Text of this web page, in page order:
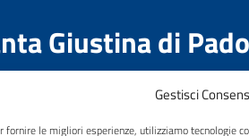
Gestisci
fornire le migliori esperienze, utilizziamo tecnologie
Giustina di